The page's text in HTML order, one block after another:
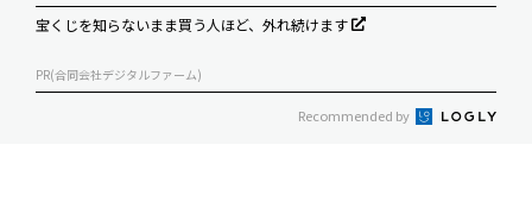
宝くじを知らないまま買う人ほど、外れ続けます
PR(合同会社デジタルファーム)
Recommended by